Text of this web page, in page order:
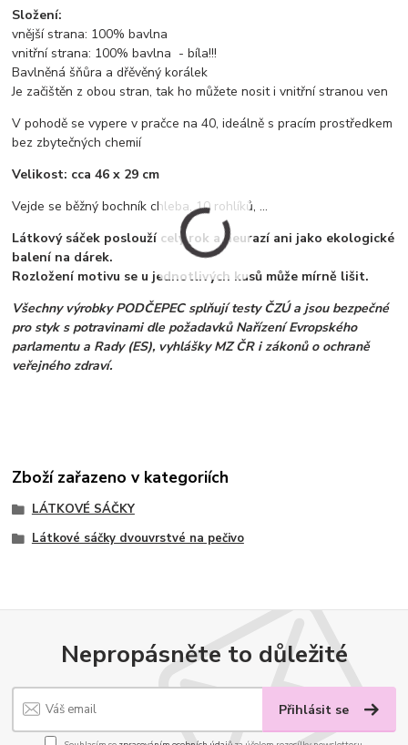
Složení:
vnější strana: 100% bavlna
vnitřní strana: 100% bavlna - bíla!!!
Bavlněná šňůra a dřěvěný korálek
Je začištěn z obou stran, tak ho můžete nosit i vnitřní stranou ven
V pohodě se vypere v pračce na 40, ideálně s pracím prostředkem
bez zbytečných chemií
Velikost: cca 46 x 29 cm
Vejde se běžný bochník chleba, 10 rohlíků, ...
Látkový sáček poslouží celý rok a neurazí ani jako ekologické
balení na dárek.
Rozložení motivu se u jednotlivých kusů může mírně lišit.
Všechny výrobky PODČEPEC splňují testy ČZÚ a jsou bezpečné
pro styk s potravinami dle požadavků Nařízení Evropského
parlamentu a Rady (ES), vyhlášky MZ ČR i zákonů o ochraně
veřejného zdraví.
Zboží zařazeno v kategoriích
LÁTKOVÉ SÁČKY
Látkové sáčky dvouvrstvé na pečivo
Nepropásněte to důležité
Přihlásit se